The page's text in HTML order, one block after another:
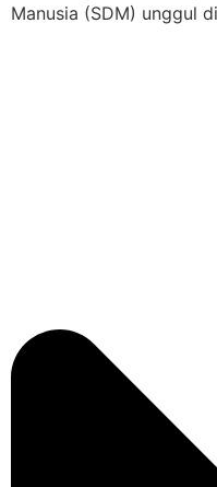
Manusia (SDM) unggul